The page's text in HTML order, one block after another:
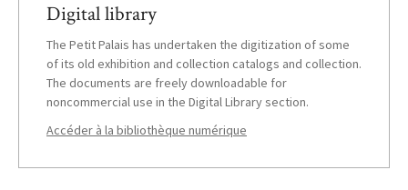
Digital library
The Petit Palais has undertaken the digitization of some
of its old exhibition and collection catalogs and collection.
The documents are freely downloadable for
noncommercial use in the Digital Library section.
Accéder à la bibliothèque numérique